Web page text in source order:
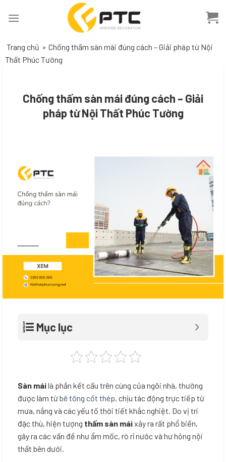
Trang chủ » Chống thấm sàn mái đúng cách – Giải pháp từ Nội
Thất Phúc Tường
Chống thấm sàn mái đúng cách – Giải
pháp từ Nội Thất Phúc Tường
Mục lục
Sàn máilà phần kết cấu trên cùng của ngôi nhà, thường
được làm từbê tông cốt thép, chịu tác động trực tiếp từ
mưa, nắng và các yếu tố thời tiết khắc nghiệt. Do vị trí
đặc thù, hiện tượng thấm sàn máixảy ra rất phổ biến,
gây ra các vấn đề như ẩm mốc, rò rỉ nước và hư hỏng nội
thất bên dưới.